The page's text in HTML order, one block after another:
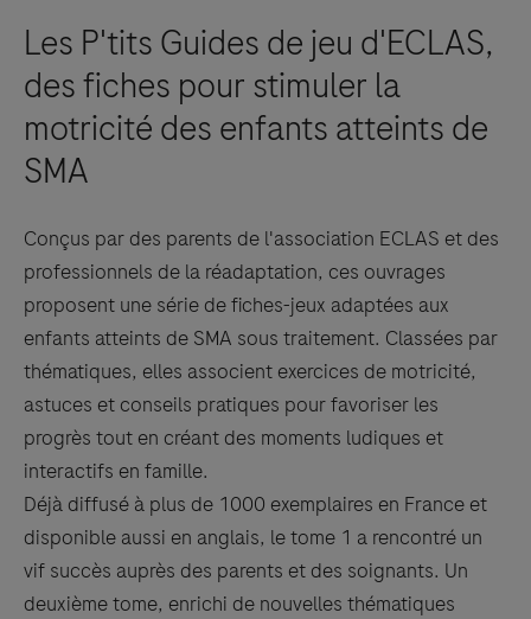
Les P'tits Guides de jeu d'ECLAS,
des fiches pour stimuler la
motricité des enfants atteints de
SMA
Conçus par des parents de l'association ECLAS et des
professionnels de la réadaptation, ces ouvrages
proposent une série de fiches-jeux adaptées aux
enfants atteints de SMA sous traitement. Classées par
thématiques, elles associent exercices de motricité,
astuces et conseils pratiques pour favoriser les
progrès tout en créant des moments ludiques et
interactifs en famille.
Déjà diffusé à plus de 1000 exemplaires en France et
disponible aussi en anglais, le tome 1 a rencontré un
vif succès auprès des parents et des soignants. Un
deuxième tome, enrichi de nouvelles thématiques